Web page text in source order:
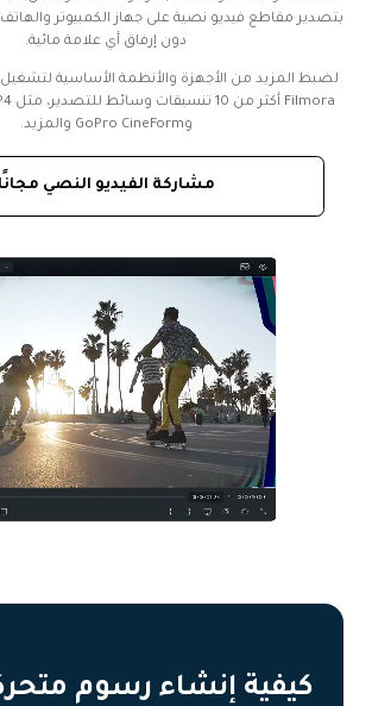
بتصدير مقاطع فيديو نصية على جهاز الكمبيوتر
دون إرفاق أي علامة مائية.
لضبط المزيد من الأجهزة والأنظمة الأساسية لتشغيل
وGoPro CineForm والمزيد.
مشاركة الفيديو النصي مجانًا
كيفية إنشاء رسوم